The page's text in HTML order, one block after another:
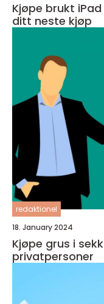
Kjøpe brukt
ditt neste kjøp
redaktionel
18. January 2024
Kjøpe grus i
privatpersoner